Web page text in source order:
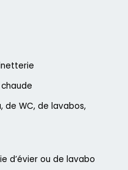
WC, de lavabos,
d’évier ou de lavabo